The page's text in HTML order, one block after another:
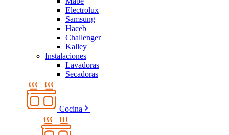
Electrolux
Samsung
Haceb
Challenger
Kalley
Instalaciones
Lavadoras
Secadoras
Cocina